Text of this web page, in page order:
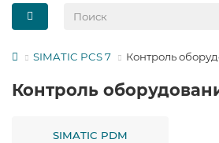
SIMATIC PCS 7 Контроль
Контроль
SIMATIC PDM